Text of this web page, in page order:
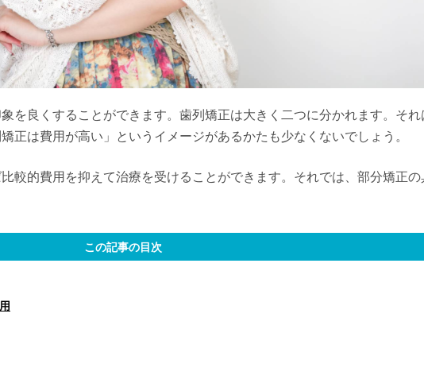
を良くすることができます。歯列矯正は大きく二つに分かれます。それ
正は費用が高い」というイメージがあるかたも少なくないでしょう。
較的費用を抑えて治療を受けることができます。それでは、部分矯正の
この記事の目次